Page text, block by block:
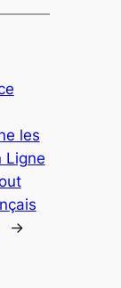
les
Ligne
→